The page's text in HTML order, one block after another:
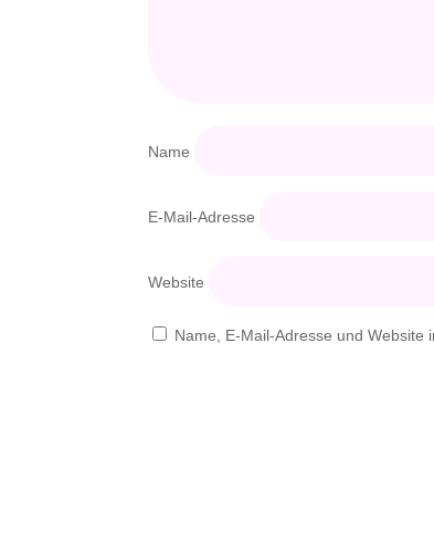
Name
E-Mail-Adresse
Website
Name, E-Mail-Adresse und Website